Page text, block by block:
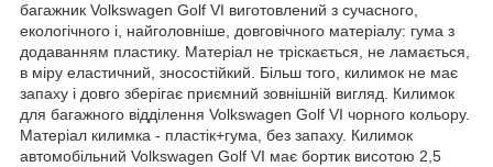
багажник Volkswagen Golf VI виготовлений з сучасного,
екологічного і, найголовніше, довговічного матеріалу: гума з
додаванням пластику. Матеріал не тріскається, не ламається,
в міру еластичний, зносостійкий. Більш того, килимок не має
запаху і довго зберігає приємний зовнішній вигляд. Килимок
для багажного відділення Volkswagen Golf VI чорного кольору.
Матеріал килимка - пластік+гума, без запаху. Килимок
автомобільний Volkswagen Golf VI має бортик висотою 2,5